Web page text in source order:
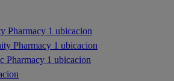
Pharmacy 1 ubicacion
Pharmacy 1 ubicacion
Pharmacy 1 ubicacion